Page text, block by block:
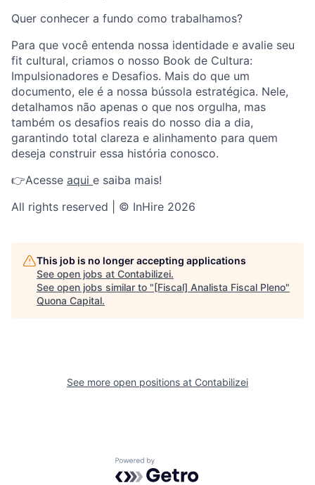
Quer conhecer a fundo como trabalhamos?
Para que você entenda nossa identidade e avalie seu
fit cultural, criamos o nosso Book de Cultura:
Impulsionadores e Desafios. Mais do que um
documento, ele é a nossa bússola estratégica. Nele,
detalhamos não apenas o que nos orgulha, mas
também os desafios reais do nosso dia a dia,
garantindo total clareza e alinhamento para quem
deseja construir essa história conosco.
👉Acesse aqui e saiba mais!
All rights reserved | © InHire 2026
This job is no longer accepting applications
See open jobs at Contabilizei.
See open jobs similar to "[Fiscal] Analista Fiscal Pleno"
Quona Capital.
See more open positions at Contabilizei
Powered by Getro.com